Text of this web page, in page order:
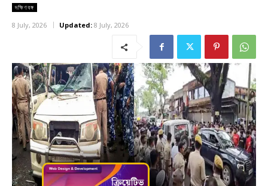
দক্ষিণবঙ্গ
8 July, 2026 Updated: 8 July, 2026